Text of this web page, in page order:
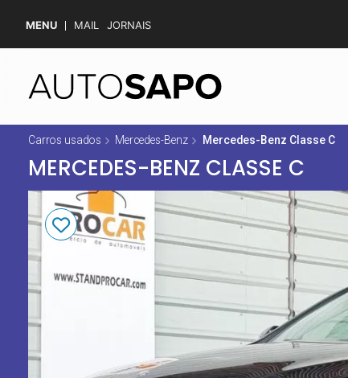
MENU MAIL JORNAIS
Carros usados Mercedes-Benz Mercedes-Benz Classe C
MERCEDES-BENZ CLASSE C